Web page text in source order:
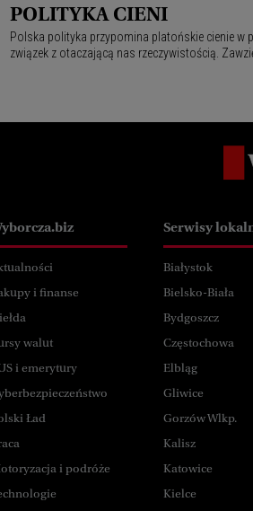
POLITYKA CIENI
Polska polityka przypomina platońskie cienie w
związek z otaczającą nas rzeczywistością.
i finanse
walut
i emerytury
Ład
i podróże
Serwisy
Białystok
Bielsko-Biała
Bydgoszcz
Częstochowa
Elbląg
Gliwice
Gorzów Wlkp.
Kalisz
Katowice
Kielce